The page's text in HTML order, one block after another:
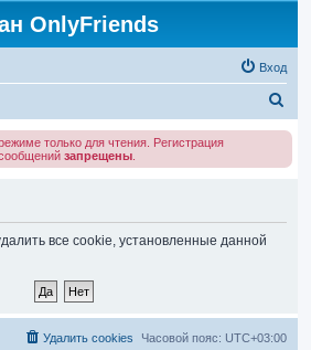
OnlyFriends
Вход
только для чтения. Регистрация
запрещены
все cookie, установленные данной
Часовой пояс: UTC+03:00
Удалить cookies